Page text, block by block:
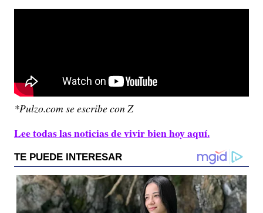
*Pulzo.com se escribe con Z
Lee todas las noticias de vivir bien hoy aquí.